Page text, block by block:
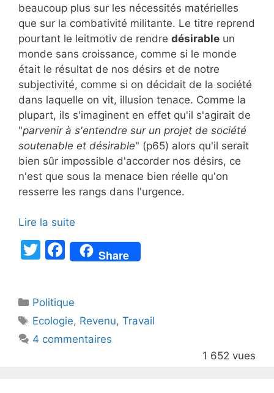
beaucoup plus sur les nécessités matérielles
que sur la combativité militante. Le titre reprend
pourtant le leitmotiv de rendre désirable un
monde sans croissance, comme si le monde
était le résultat de nos désirs et de notre
subjectivité, comme si on décidait de la société
dans laquelle on vit, illusion tenace. Comme la
plupart, ils s'imaginent en effet qu'il s'agirait de
"parvenir à s'entendre sur un projet de société
soutenable et désirable" (p65) alors qu'il serait
bien sûr impossible d'accorder nos désirs, ce
n'est que sous la menace bien réelle qu'on
resserre les rangs dans l'urgence.
Lire la suite
T
er
F
a
e
b
o
Share
Catégories
Politique
Étiquettes
Ecologie, Revenu,Travail
4 commentaires
1 652 vues